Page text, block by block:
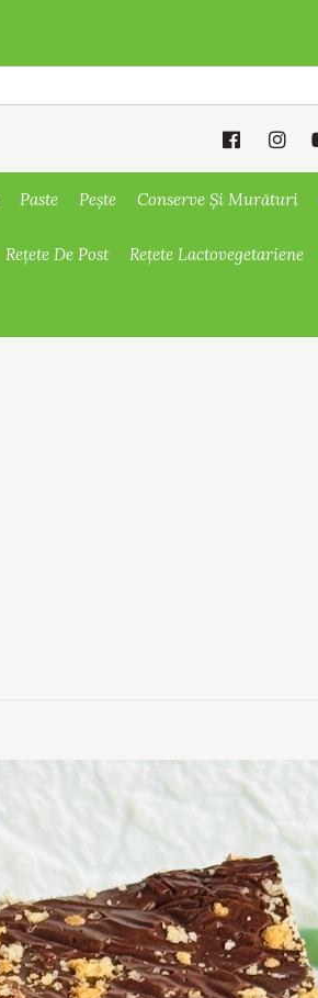
Paste Pește Conserve Și Murături
Rețete De Post Rețete Lactovegetariene